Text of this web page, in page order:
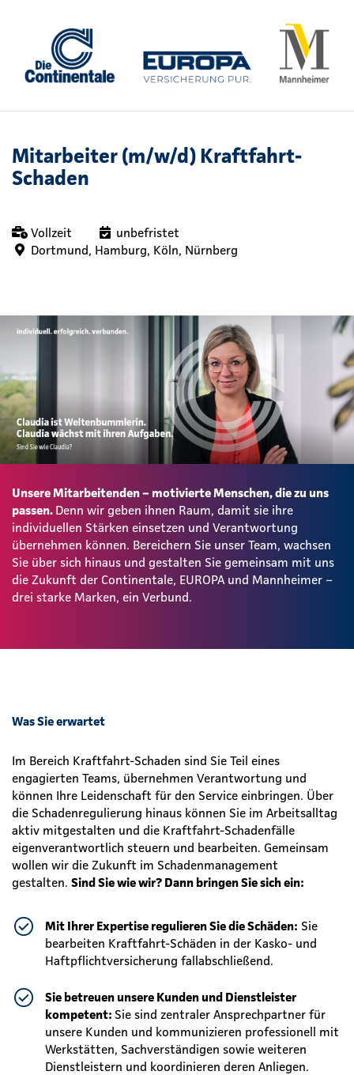
Mitarbeiter (m/w/d) Kraftfahrt-
Schaden
Vollzeit
unbefristet
Dortmund, Hamburg, Köln, Nürnberg
Unsere Mitarbeitenden – motivierte Menschen, die zu uns
passen. Denn wir geben ihnen Raum, damit sie ihre
individuellen Stärken einsetzen und Verantwortung
übernehmen können. Bereichern Sie unser Team, wachsen
Sie über sich hinaus und gestalten Sie gemeinsam mit uns
die Zukunft der Continentale, EUROPA und Mannheimer –
drei starke Marken, ein Verbund.
Was Sie erwartet
Im Bereich Kraftfahrt-Schaden sind Sie Teil eines
engagierten Teams, übernehmen Verantwortung und
können Ihre Leidenschaft für den Service einbringen. Über
die Schadenregulierung hinaus können Sie im Arbeitsalltag
aktiv mitgestalten und die Kraftfahrt-Schadenfälle
eigenverantwortlich steuern und bearbeiten. Gemeinsam
wollen wir die Zukunft im Schadenmanagement
gestalten. Sind Sie wie wir? Dann bringen Sie sich ein:
Mit Ihrer Expertise regulieren Sie die Schäden: Sie
bearbeiten Kraftfahrt-Schäden in der Kasko- und
Haftpflichtversicherung fallabschließend.
Sie betreuen unsere Kunden und Dienstleister
kompetent: Sie sind zentraler Ansprechpartner für
unsere Kunden und kommunizieren professionell mit
Werkstätten, Sachverständigen sowie weiteren
Dienstleistern und koordinieren deren Anliegen.